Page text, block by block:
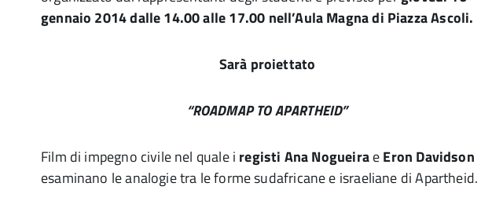
gennaio 2014 dalle 14.00 alle 17.00 nell’Aula Magna di Piazza Ascoli.
Sarà proiettato
“ROADMAP TO APARTHEID”
Film di impegno civile nel quale i registi Ana NogueiraeEron Davidson
esaminano le analogie tra le forme sudafricane e israeliane di Apartheid.